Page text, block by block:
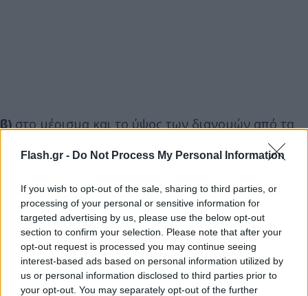
Flash.gr - Do Not Process My Personal Information
If you wish to opt-out of the sale, sharing to third parties, or
processing of your personal or sensitive information for
targeted advertising by us, please use the below opt-out
section to confirm your selection. Please note that after your
opt-out request is processed you may continue seeing
interest-based ads based on personal information utilized by
us or personal information disclosed to third parties prior to
your opt-out. You may separately opt-out of the further
β) στο μέρισμα και το ύψος των διανομών από τα
διευκρινήσεις σε ότι αφορά τις επιπτώσεις της
απόφασης του Άρειου Πάγου για τα δάνεια που
βρίσκονται στην περίπτωση του νόμου «Κατσέλη».
Euroxx : Οι μειώσεις επιτοκίων και η αύξηση
εσόδων από προμήθειες